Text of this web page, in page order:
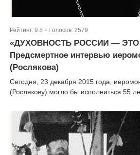
Рейтинг: 9.8 Голосов: 2579
«ДУХОВНОСТЬ РОССИИ — ЭТО
Предсмертное интервью
(Рослякова)
Сегодня, 23 декабря 2015 года,
(Рослякову) могло бы исполниться 55